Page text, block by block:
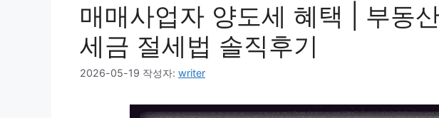
매매사업자 양도세 혜택 | 부동
세금 절세법 솔직후기
2026-05-19 작성자: writer